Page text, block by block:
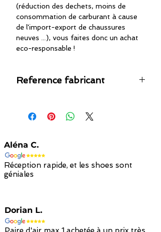
(réduction des dechets, moins de
consommation de carburant à cause
de l'import-export de chaussures
neuves ...), vous faites donc un achat
eco-responsable !
Reference fabricant
Aléna C.
Réception rapide, et les shoes sont
géniales
Dorian L.